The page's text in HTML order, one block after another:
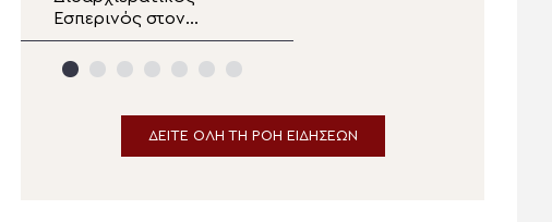
Εσπερινός στον
πανηγυρίζοντα
Μητροπολιτικό Ναό της
ΔΕΙΤΕ ΟΛΗ ΤΗ ΡΟΗ ΕΙΔΗΣΕΩΝ